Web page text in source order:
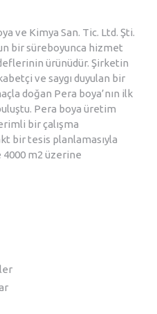
ve Kimya San. Tic. Ltd. Şti.
bir süreboyunca hizmet
ürünüdür. Şirketin
ve saygı duyulan bir
doğan Pera boya’nın ilk
Pera boya üretim
bir çalışma
bir tesis planlamasıyla
4000 m2 üzerine